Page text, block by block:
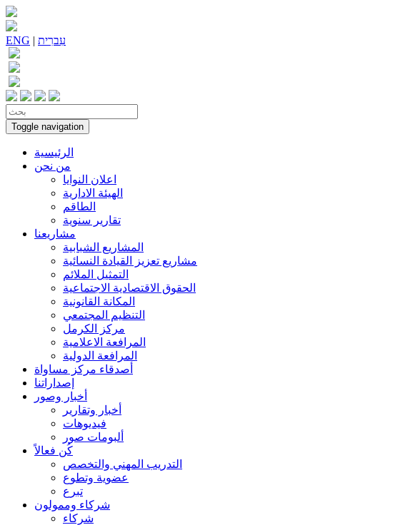
ENG | עִברִית
Toggle navigation
الرئيسية
من نحن
اعلان النوايا
الهيئة الادارية
الطاقم
تقارير سنوية
مشاريعنا
المشاريع الشبابية
مشاريع تعزيز القيادة النسائية
التمثيل الملائم
الحقوق الاقتصادية الاجتماعية
المكانة القانونية
التنظيم المجتمعي
مركز الكرمل
المرافعة الاعلامية
المرافعة الدولية
أصدقاء مركز مساواة
إصداراتنا
أخبار وصور
أخبار وتقارير
فيديوهات
ألبومات صور
كُن فعالاً
التدريب المهني والتخصص
عضوية وتطوع
تبرع
شركاء وممولون
شركاء